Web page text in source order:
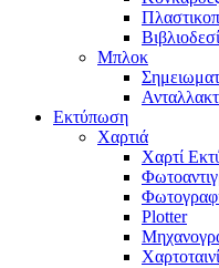
Μπλοκ
Εκτύπωση
Χαρτιά
Χαρτί
Plotter